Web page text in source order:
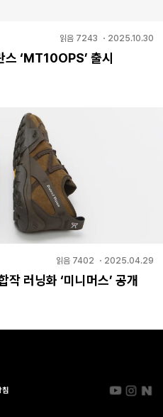
읽음 7243 ・ 2025.10.30
스 ‘MT10OPS’ 출시
읽음 7402 ・ 2025.04.29
러닝화 ‘미니머스’ 공개
침